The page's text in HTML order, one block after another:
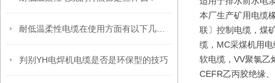
判别YH电焊机电缆是否是环保型的技巧
本厂生产矿用电缆
联〕控制电缆，煤
缆，MC采煤机用
软电缆，VV聚氯乙
CEFR乙丙胶绝缘